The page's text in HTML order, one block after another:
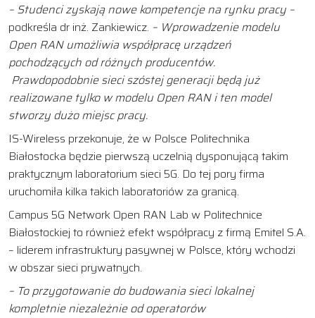
– Studenci zyskają nowe kompetencje na rynku pracy –
podkreśla dr inż. Zankiewicz. – Wprowadzenie modelu
Open RAN umożliwia współpracę urządzeń
pochodzących od różnych producentów.
Prawdopodobnie sieci szóstej generacji będą już
realizowane tylko w modelu Open RAN i ten model
stworzy dużo miejsc pracy.
IS-Wireless przekonuje, że w Polsce Politechnika
Białostocka będzie pierwszą uczelnią dysponującą takim
praktycznym laboratorium sieci 5G. Do tej pory firma
uruchomiła kilka takich laboratoriów za granicą.
Campus 5G Network Open RAN Lab w Politechnice
Białostockiej to również efekt współpracy z firmą Emitel S.A.
– liderem infrastruktury pasywnej w Polsce, który wchodzi
w obszar sieci prywatnych.
– To przygotowanie do budowania sieci lokalnej
kompletnie niezależnie od operatorów